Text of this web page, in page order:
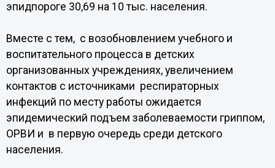
эпидпороге 30,69 на 10 тыс. населения.
Вместе с тем, с возобновлением учебного и
воспитательного процесса в детских
организованных учреждениях, увеличением
контактов с источниками респираторных
инфекций по месту работы ожидается
эпидемический подъем заболеваемости гриппом,
ОРВИ и в первую очередь среди детского
населения.